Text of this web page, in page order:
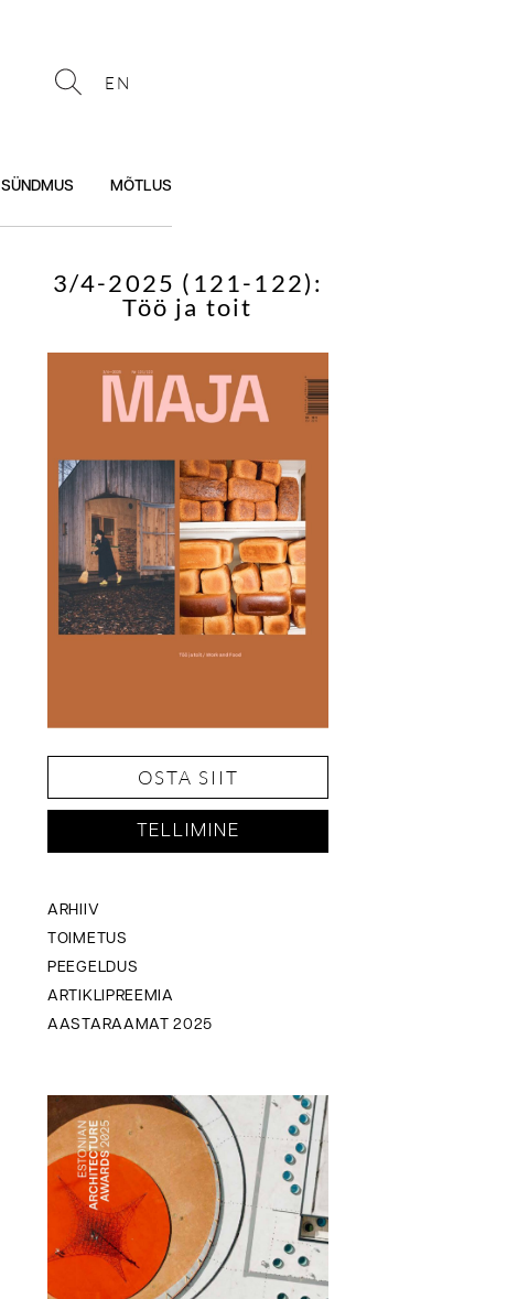
EN
SÜNDMUS MÕTLUS
3/4-2025 (121-122):
Töö ja toit
OSTA SIIT
TELLIMINE
ARHIIV
TOIMETUS
PEEGELDUS
ARTIKLIPREEMIA
AASTARAAMAT 2025